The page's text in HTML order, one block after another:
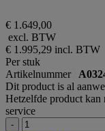
€ 1.649,00
excl. BTW
€ 1.995,29 incl. BTW
Per stuk
Artikelnummer
Dit product is al
Hetzelfde product kan
service
-